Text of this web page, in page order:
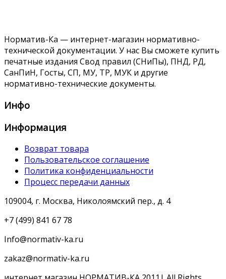
Норматив-Ка — интернет-магазин нормативно-
технической документации. У нас Вы сможете купить
печатные издания Свод правил (СНиПы), ПНД, РД,
СанПиН, Госты, СП, МУ, ТР, МУК и другие
нормативно-технические документы.
Инфо
Информация
Возврат товара
Пользовательское соглашение
Политика конфиденциальности
Процесс передачи данных
109004, г. Москва, Николоямский пер., д. 4
+7 (499) 841 67 78
Info@normativ-ka.ru
zakaz@normativ-ka.ru